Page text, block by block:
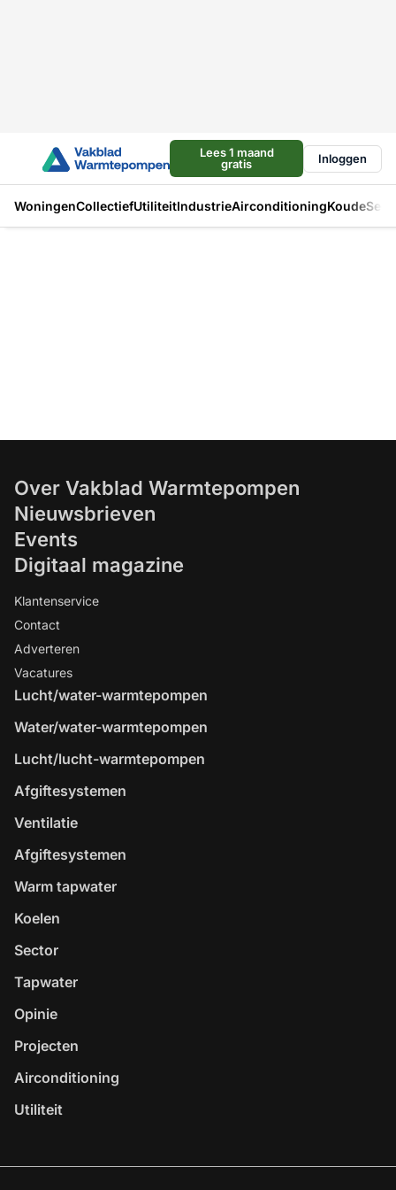
Lees 1 maand
gratis
Inloggen
WoningenCollectiefUtiliteitIndustrieAirconditioningKoude
Over Vakblad Warmtepompen
Nieuwsbrieven
Events
Digitaal magazine
Klantenservice
Contact
Adverteren
Vacatures
Lucht/water-warmtepompen
Water/water-warmtepompen
Lucht/lucht-warmtepompen
Afgiftesystemen
Ventilatie
Afgiftesystemen
Warm tapwater
Koelen
Sector
Tapwater
Opinie
Projecten
Airconditioning
Utiliteit